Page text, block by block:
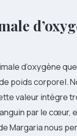
d’oxygène
poids corporel.
valeur intègre
par le cœur,
Margaria nous